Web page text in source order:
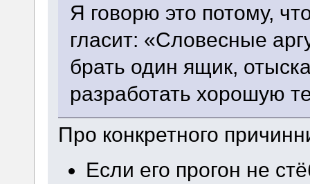
Я говорю это потому,
гласит: «Словесные
брать один ящик,
разработать хорошую
Про конкретного
Если его прогон не